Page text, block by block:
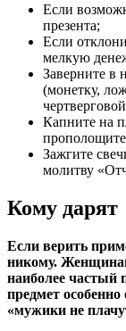
Если
презента;
Если
мелкую
Заверните в
(монетку,
Капните на
Зажгите
молитву
Кому дарят
Если верить
никому.
наиболее частый
предмет особенно
«мужики не